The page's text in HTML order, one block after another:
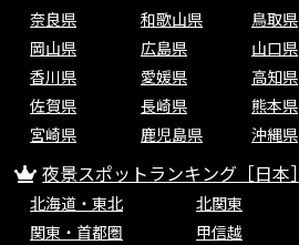
奈良県
和歌山県 鳥取県
岡山県
広島県 山口県
香川県
愛媛県 高知県
佐賀県
長崎県 熊本県
宮崎県
鹿児島県 沖縄県
夜景スポットランキング［日本］
北海道・東北
北関東
関東・首都圏
甲信越